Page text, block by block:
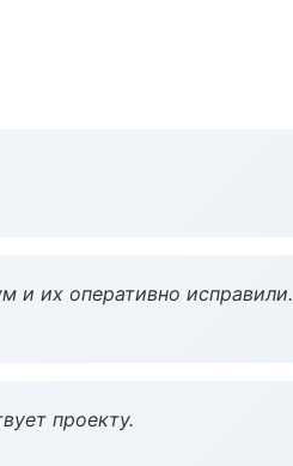
и их оперативно исправили.
проекту.